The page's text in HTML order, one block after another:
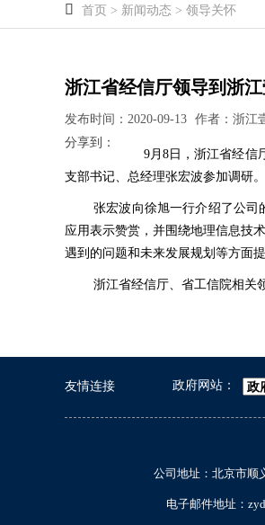
 首页 > 新闻动态 > 领导关怀
浙江省经信厅领导到浙
发布时间：2020-09-13 作者：浙江
分享到：
9月8日，浙江省经信
支部书记、总经理张宏波参加调研。
张宏波向徐旭一行介绍了公司
应用表示赞赏，并围绕地理信息技
遇到的问题和未来发展规划等方面
浙江省经信厅、省工信院相关
友情连接 政府网站：
公司地址：北京市顺
电子邮件地址：